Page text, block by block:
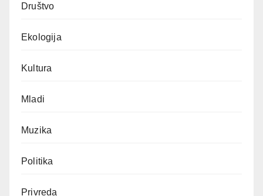
Društvo
Ekologija
Kultura
Mladi
Muzika
Politika
Privreda